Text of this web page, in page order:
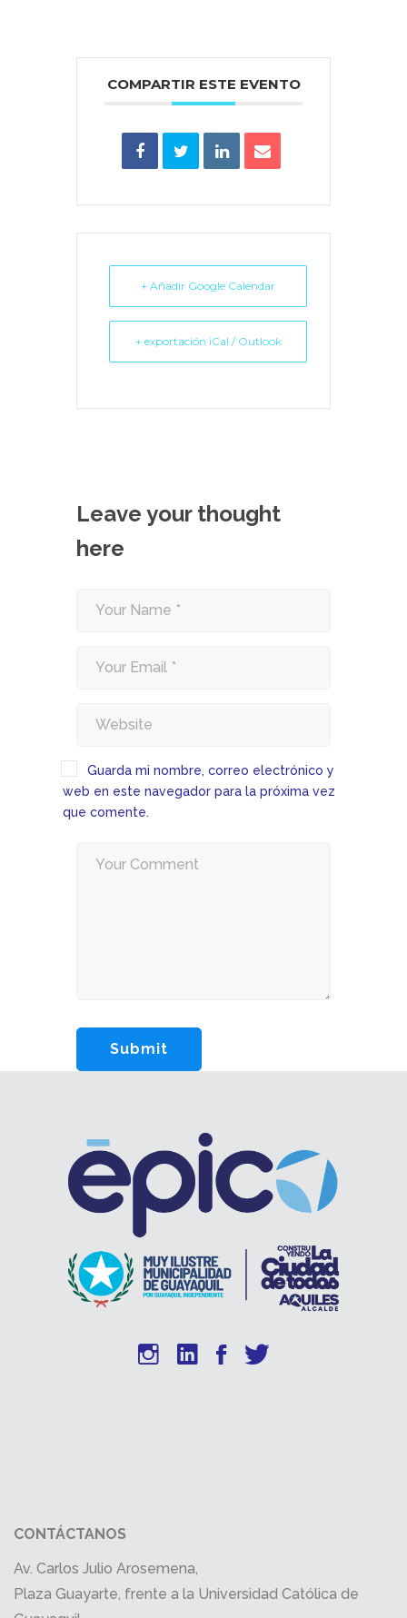
COMPARTIR ESTE EVENTO
+ Añadir Google Calendar
+ exportación iCal / Outlook
Leave your thought
here
Guarda mi nombre, correo electrónico y
web en este navegador para la próxima vez
que comente.
CONTÁCTANOS
Av. Carlos Julio Arosemena,
Plaza Guayarte, frente a la Universidad Católica de